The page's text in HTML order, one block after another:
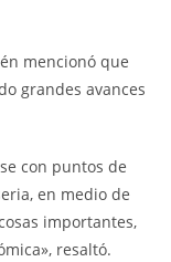
mencionó que
grandes avances
con puntos de
en medio de
importantes,
resaltó.